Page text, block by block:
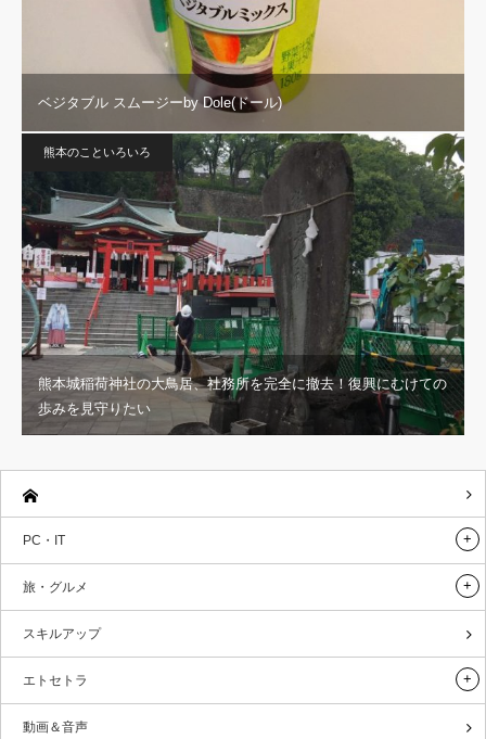
ベジタブル スムージーby Dole(ドール)
熊本のこといろいろ
熊本城稲荷神社の大鳥居、社務所を完全に撤去！復興にむけての
歩みを見守りたい
PC・IT
旅・グルメ
スキルアップ
エトセトラ
動画＆音声